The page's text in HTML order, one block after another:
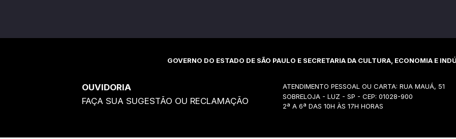
GOVERNO DO ESTADO DE SÃO PAULO E SECRETARIA DA CULTURA, ECONOMIA E
OUVIDORIA
FAÇA SUA SUGESTÃO OU RECLAMAÇÃO
ATENDIMENTO PESSOAL OU CARTA: RUA MAUÁ, 51
SOBRELOJA - LUZ - SP - CEP: 01028-900
2ª A 6ª DAS 10H ÀS 17H HORAS